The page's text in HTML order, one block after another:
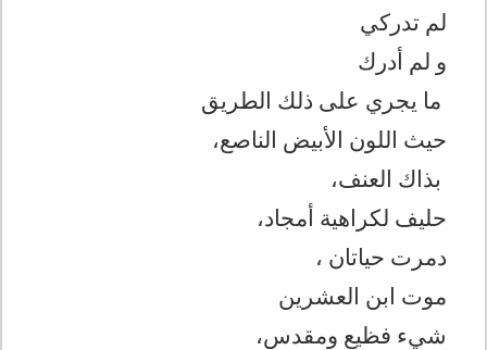
لم تدركي
و لم أدرك
ما يجري على ذلك الطريق
حيث اللون الأبيض الناصع،
بذاك العنف،
حليف لكراهية أمجاد،
دمرت حياتان ،
موت ابن العشرين
شيء فظيع ومقدس،